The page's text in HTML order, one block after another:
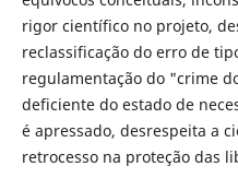
rigor científico no projeto,
reclassificação do erro de
regulamentação do "crime
deficiente do estado de
é apressado, desrespeita a
retrocesso na proteção das